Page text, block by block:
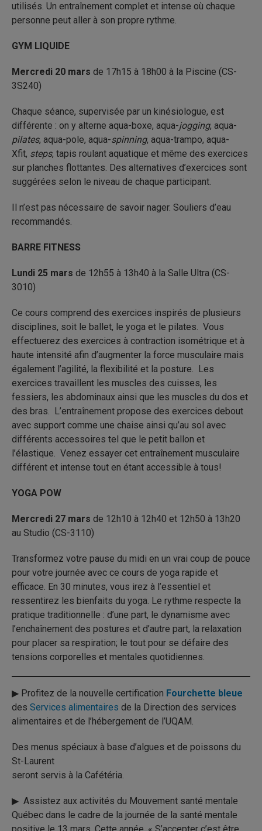
utilisés. Un entraînement complet et intense où chaque
personne peut aller à son propre rythme.
GYM LIQUIDE
Mercredi 20 mars de 17h15 à 18h00 à la Piscine (CS-
3S240)
Chaque séance, supervisée par un kinésiologue, est
différente : on y alterne aqua-boxe, aqua-jogging, aqua-
pilates, aqua-pole, aqua-spinning, aqua-trampo, aqua-
Xfit, steps, tapis roulant aquatique et même des exercices
sur planches flottantes. Des alternatives d’exercices sont
suggérées selon le niveau de chaque participant.
Il n’est pas nécessaire de savoir nager. Souliers d’eau
recommandés.
BARRE FITNESS
Lundi 25 mars de 12h55 à 13h40 à la Salle Ultra (CS-
3010)
Ce cours comprend des exercices inspirés de plusieurs
disciplines, soit le ballet, le yoga et le pilates. Vous
effectuerez des exercices à contraction isométrique et à
haute intensité afin d’augmenter la force musculaire mais
également l’agilité, la flexibilité et la posture. Les
exercices travaillent les muscles des cuisses, les
fessiers, les abdominaux ainsi que les muscles du dos et
des bras. L’entraînement propose des exercices debout
avec support comme une chaise ainsi qu’au sol avec
différents accessoires tel que le petit ballon et
l’élastique. Venez essayer cet entraînement musculaire
différent et intense tout en étant accessible à tous!
YOGA POW
Mercredi 27 mars de 12h10 à 12h40 et 12h50 à 13h20
au Studio (CS-3110)
Transformez votre pause du midi en un vrai coup de pouce
pour votre journée avec ce cours de yoga rapide et
efficace. En 30 minutes, vous irez à l’essentiel et
ressentirez les bienfaits du yoga. Le rythme respecte la
pratique traditionnelle : d’une part, le dynamisme avec
l’enchaînement des postures et d’autre part, la relaxation
pour placer sa respiration; le tout pour se défaire des
tensions corporelles et mentales quotidiennes.
▶ Profitez de la nouvelle certification Fourchette bleue
des Services alimentaires de la Direction des services
alimentaires et de l’hébergement de l’UQAM.
Des menus spéciaux à base d’algues et de poissons du
St-Laurent
seront servis à la Cafétéria.
▶ Assistez aux activités du Mouvement santé mentale
Québec dans le cadre de la journée de la santé mentale